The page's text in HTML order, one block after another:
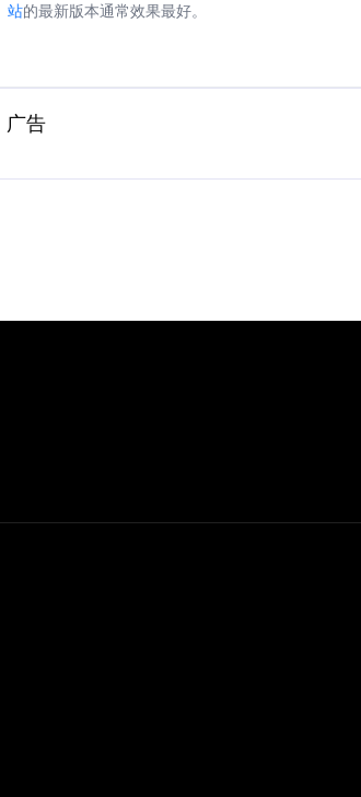
站的最新版本通常效果最好。
广告